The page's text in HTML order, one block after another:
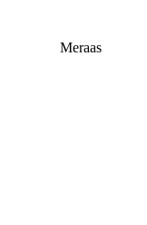
Meraas